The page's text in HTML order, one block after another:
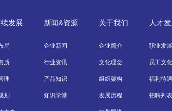
发展
局
质
理
划
新闻&资源
企业新闻
行业资讯
产品知识
知识学堂
关于我们
企业简介
文化理念
组织架构
发展历程
人才
职业发展
员工文化
福利待遇
招聘列表